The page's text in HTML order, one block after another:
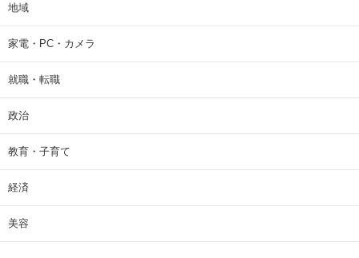
地域
家電・PC・カメラ
就職・転職
政治
教育・子育て
経済
美容